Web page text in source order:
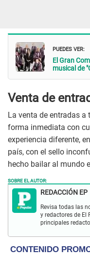
PUEDES VER:
El Gran
musical de
Venta de
La venta de entradas a
forma inmediata con
experiencia diferente,
país, con el sello
hecho bailar al mundo
SOBRE EL AUTOR:
REDACCIÓN EP
Revisa todas las
y redactores de El
principales